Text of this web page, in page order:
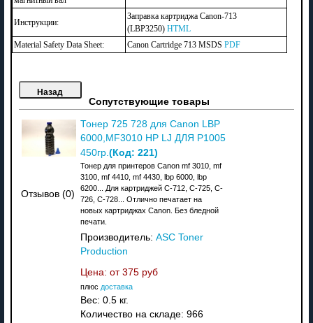
Инструкции:
Заправка картриджа Canon-713
(LBP3250) HTML
Material Safety Data Sheet:
Canon Cartridge 713 MSDS PDF
Сопутствующие товары
Отзывов (0)
Тонер 725 728 для Canon LBP
6000,MF3010 HP LJ ДЛЯ P1005
450гр. (Код: 221)
Тонер для принтеров Canon mf 3010, mf
3100, mf 4410, mf 4430, lbp 6000, lbp
6200... Для картриджей C-712, C-725, C-
726, C-728... Отлично печатает на
новых картриджах Canon. Без бледной
печати.
Производитель: ASC Toner
Production
Цена: от 375 руб
плюс доставка
Вес: 0.5 кг.
Количество на складе: 966